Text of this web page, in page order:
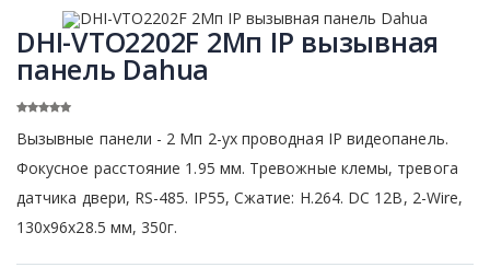
DHI-VTO2202F 2Мп IP вызывная
панель Dahua
Вызывные панели - 2 Мп 2-ух проводная IP видеопанель.
Фокусное расстояние 1.95 мм. Тревожные клемы, тревога
датчика двери, RS-485. IP55, Сжатие: H.264. DC 12В, 2-Wire,
130х96х28.5 мм, 350г.